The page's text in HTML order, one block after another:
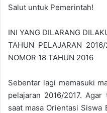
Salut untuk Pemerintah!
INI YANG DILARANG
TAHUN PELAJARAN
NOMOR 18 TAHUN 2016
Sebentar lagi memasuki
pelajaran 2016/2017.
saat masa Orientasi Siswa